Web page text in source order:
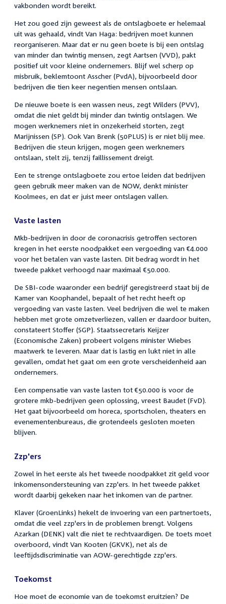
vakbonden wordt bereikt.
Het zou goed zijn geweest als de ontslagboete er helemaal
uit was gehaald, vindt Van Haga: bedrijven moet kunnen
reorganiseren. Maar dat er nu geen boete is bij een ontslag
van minder dan twintig mensen, zegt Aartsen (VVD), pakt
positief uit voor kleine ondernemers. Blijf wel scherp op
misbruik, beklemtoont Asscher (PvdA), bijvoorbeeld door
bedrijven die tien keer negentien mensen ontslaan.
De nieuwe boete is een wassen neus, zegt Wilders (PVV),
omdat die niet geldt bij minder dan twintig ontslagen. We
mogen werknemers niet in onzekerheid storten, zegt
Marijnissen (SP). Ook Van Brenk (50PLUS) is er niet blij mee.
Bedrijven die steun krijgen, mogen geen werknemers
ontslaan, stelt zij, tenzij faillissement dreigt.
Een te strenge ontslagboete zou ertoe leiden dat bedrijven
geen gebruik meer maken van de NOW, denkt minister
Koolmees, en dat er juist meer ontslagen vallen.
Vaste lasten
Mkb-bedrijven in door de coronacrisis getroffen sectoren
kregen in het eerste noodpakket een vergoeding van €4.000
voor het betalen van vaste lasten. Dit bedrag wordt in het
tweede pakket verhoogd naar maximaal €50.000.
De SBI-code waaronder een bedrijf geregistreerd staat bij de
Kamer van Koophandel, bepaalt of het recht heeft op
vergoeding van vaste lasten. Veel bedrijven die wel te maken
hebben met grote omzetverliezen, vallen er daardoor buiten,
constateert Stoffer (SGP). Staatssecretaris Keijzer
(Economische Zaken) probeert volgens minister Wiebes
maatwerk te leveren. Maar dat is lastig en lukt niet in alle
gevallen, omdat het gaat om een grote verscheidenheid aan
ondernemers.
Een compensatie van vaste lasten tot €50.000 is voor de
grotere mkb-bedrijven geen oplossing, vreest Baudet (FvD).
Het gaat bijvoorbeeld om horeca, sportscholen, theaters en
evenementenbureaus, die grotendeels gesloten moeten
blijven.
Zzp'ers
Zowel in het eerste als het tweede noodpakket zit geld voor
inkomensondersteuning van zzp'ers. In het tweede pakket
wordt daarbij gekeken naar het inkomen van de partner.
Klaver (GroenLinks) hekelt de invoering van een partnertoets,
omdat die veel zzp'ers in de problemen brengt. Volgens
Azarkan (DENK) valt die niet te rechtvaardigen. De toets moet
overboord, vindt Van Kooten (GKVK), net als de
leeftijdsdiscriminatie van AOW-gerechtigde zzp'ers.
Toekomst
Hoe moet de economie van de toekomst eruitzien? De